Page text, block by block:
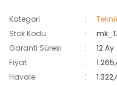
Kategori
Stok Kodu
Garanti Süresi
12 Ay
Fiyat
Havale